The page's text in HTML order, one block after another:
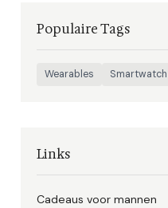
Populaire Tags
Wearables Smartwatch
Links
Cadeaus voor mannen